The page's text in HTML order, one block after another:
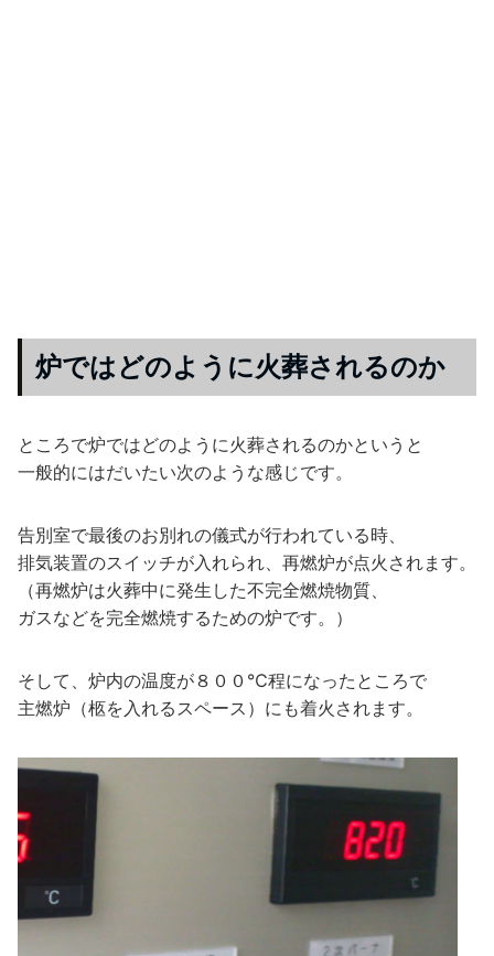
炉ではどのように火葬されるのか
ところで炉ではどのように火葬されるのかというと
一般的にはだいたい次のような感じです。
告別室で最後のお別れの儀式が行われている時、
排気装置のスイッチが入れられ、再燃炉が点火されます。
（再燃炉は火葬中に発生した不完全燃焼物質、
ガスなどを完全燃焼するための炉です。）
そして、炉内の温度が８００℃程になったところで
主燃炉（柩を入れるスペース）にも着火されます。